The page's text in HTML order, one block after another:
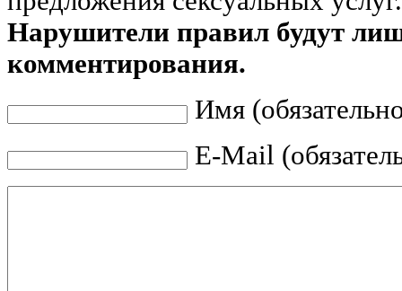
Нарушители правил будут
комментирования.
Имя
E-Mail